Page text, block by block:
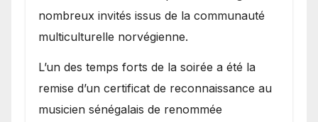
nombreux invités issus de la communauté
multiculturelle norvégienne.
​L’un des temps forts de la soirée a été la
remise d’un certificat de reconnaissance au
musicien sénégalais de renommée